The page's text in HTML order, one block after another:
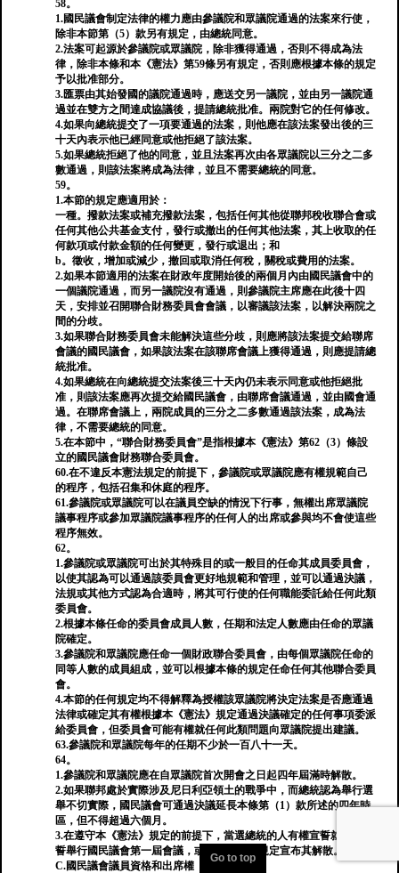
58。
1.國民議會制定法律的權力應由參議院和眾議院通過的法案來行使，
除非本節第（5）款另有規定，由總統同意。
2.法案可起源於參議院或眾議院，除非獲得通過，否則不得成為法
律，除非本條和本《憲法》第59條另有規定，否則應根據本條的規定
予以批准部分。
3.匯票由其始發國的議院通過時，應送交另一議院，並由另一議院通
過並在雙方之間達成協議後，提請總統批准。兩院對它的任何修改。
4.如果向總統提交了一項要通過的法案，則他應在該法案發出後的三
十天內表示他已經同意或他拒絕了該法案。
5.如果總統拒絕了他的同意，並且法案再次由各眾議院以三分之二多
數通過，則該法案將成為法律，並且不需要總統的同意。
59。
1.本節的規定應適用於：
一種。撥款法案或補充撥款法案，包括任何其他從聯邦稅收聯合會或
任何其他公共基金支付，發行或撤出的任何其他法案，其上收取的任
何款項或付款金額的任何變更，發行或退出；和
b。徵收，增加或減少，撤回或取消任何稅，關稅或費用的法案。
2.如果本節適用的法案在財政年度開始後的兩個月內由國民議會中的
一個議院通過，而另一議院沒有通過，則參議院主席應在此後十四
天，安排並召開聯合財務委員會會議，以審議該法案，以解決兩院之
間的分歧。
3.如果聯合財務委員會未能解決這些分歧，則應將該法案提交給聯席
會議的國民議會，如果該法案在該聯席會議上獲得通過，則應提請總
統批准。
4.如果總統在向總統提交法案後三十天內仍未表示同意或他拒絕批
准，則該法案應再次提交給國民議會，由聯席會議通過，並由國會通
過。在聯席會議上，兩院成員的三分之二多數通過該法案，成為法
律，不需要總統的同意。
5.在本節中，“聯合財務委員會”是指根據本《憲法》第62（3）條設
立的國民議會財務聯合委員會。
60.在不違反本憲法規定的前提下，參議院或眾議院應有權規範自己
的程序，包括召集和休庭的程序。
61.參議院或眾議院可以在議員空缺的情況下行事，無權出席眾議院
議事程序或參加眾議院議事程序的任何人的出席或參與均不會使這些
程序無效。
62。
1.參議院或眾議院可出於其特殊目的或一般目的任命其成員委員會，
以使其認為可以通過該委員會更好地規範和管理，並可以通過決議，
法規或其他方式認為合適時，將其可行使的任何職能委託給任何此類
委員會。
2.根據本條任命的委員會成員人數，任期和法定人數應由任命的眾議
院確定。
3.參議院和眾議院應任命一個財政聯合委員會，由每個眾議院任命的
同等人數的成員組成，並可以根據本條的規定任命任何其他聯合委員
會。
4.本節的任何規定均不得解釋為授權該眾議院將決定法案是否應通過
法律或確定其有權根據本《憲法》規定通過決議確定的任何事項委派
給委員會，但委員會可能有權就任何此類問題向眾議院提出建議。
63.參議院和眾議院每年的任期不少於一百八十一天。
64。
1.參議院和眾議院應在自眾議院首次開會之日起四年屆滿時解散。
2.如果聯邦處於實際涉及尼日利亞領土的戰爭中，而總統認為舉行選
舉不切實際，國民議會可通過決議延長本條第（1）款所述的四年時
區，但不得超過六個月。
3.在遵守本《憲法》規定的前提下，當選總統的人有權宣誓就職後宣
誓舉行國民議會第一屆會議，或根據本節的規定宣布其解散。 。
C.國民議會議員資格和出席權
Go to top